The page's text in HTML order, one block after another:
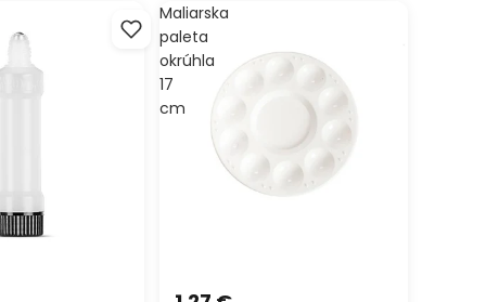
Maliarska
paleta
okrúhla
17
cm